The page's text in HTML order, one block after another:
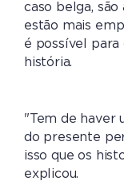
caso belga, são
estão mais
é possível para
história.
"Tem de haver
do presente
isso que os
explicou.